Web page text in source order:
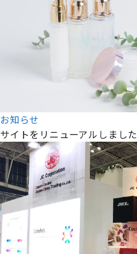
お知らせ
サイトをリニューアルしました